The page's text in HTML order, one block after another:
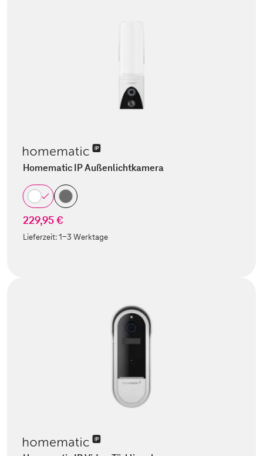
Homematic IP Außenlichtkamera
229,95 €
Lieferzeit:1-3 Werktage